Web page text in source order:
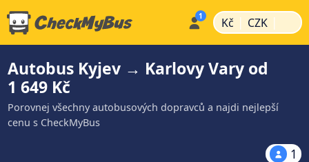
Kč | CZK |
Autobus Kyjev → Karlovy Vary od
1 649 Kč
Porovnej všechny autobusových dopravců a najdi nejlepší
cenu s CheckMyBus
1